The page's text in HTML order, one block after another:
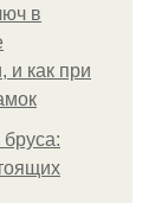
в
и как при